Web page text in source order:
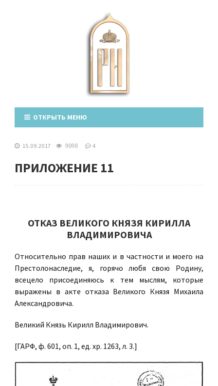
ОТКРЫТЬ МЕНЮ
15.09.2017 9098 4
ПРИЛОЖЕНИЕ 11
ОТКАЗ ВЕЛИКОГО КНЯЗЯ КИРИЛЛА
ВЛАДИМИРОВИЧА
Относительно прав наших и в частности и моего на
Престолонаследие, я, горячо любя свою Родину,
всецело присоединяюсь к тем мыслям, которые
выражены в акте отказа Великого Князя Михаила
Александровича.
Великий Князь Кирилл Владимирович.
[ГАРФ, ф. 601, оп. 1, ед. хр. 1263, л. 3.]